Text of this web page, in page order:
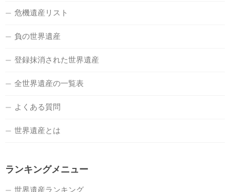
危機遺産リスト
負の世界遺産
登録抹消された世界遺産
全世界遺産の一覧表
よくある質問
世界遺産とは
ランキングメニュー
世界遺産ランキング